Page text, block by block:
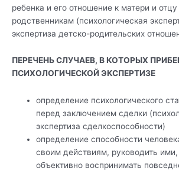
ребенка и его отношение к матери и
родственникам (психологическая
экспертиза детско-родительских
ПЕРЕЧЕНЬ СЛУЧАЕВ, В КОТОРЫХ
ПСИХОЛОГИЧЕСКОЙ ЭКСПЕРТИЗЕ
определение психологического
перед заключением сделки
экспертиза сделкоспособности)
определение способности
своим действиям, руководить
объективно воспринимать